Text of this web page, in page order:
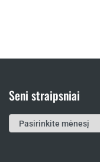
Seni straipsniai
Seni
straipsniai